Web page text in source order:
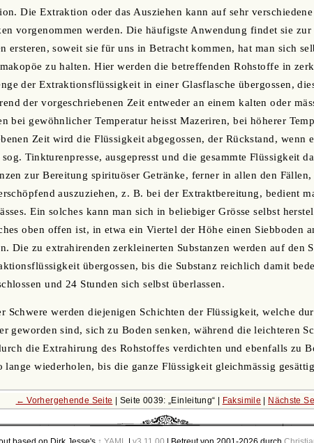
Die Extraktion oder das Ausziehen kann auf sehr
vorgenommen werden. Die häufigste Anwendung findet sie
ersteren, soweit sie für uns in Betracht kommen, hat man sich
zu halten. Hier werden die betreffenden Rohstoffe in
der Extraktionsflüssigkeit in einer Glasflasche übergossen,
der vorgeschriebenen Zeit entweder an einem kalten oder
bei gewöhnlicher Temperatur heisst Mazeriren, bei höherer
Zeit wird die Flüssigkeit abgegossen, der Rückstand, wenn
sog. Tinkturenpresse, ausgepresst und die gesammte Flüssigkeit
zur Bereitung spirituöser Getränke, ferner in allen den
auszuziehen, z. B. bei der Extraktbereitung, bedient
Ein solches kann man sich in beliebiger Grösse selbst
oben offen ist, in etwa ein Viertel der Höhe einen Siebboden
Die zu extrahirenden zerkleinerten Substanzen werden auf den
übergossen, bis die Substanz reichlich damit
und 24 Stunden sich selbst überlassen.
Schwere werden diejenigen Schichten der Flüssigkeit, welche
geworden sind, sich zu Boden senken, während die leichteren
die Extrahirung des Rohstoffes verdichten und ebenfalls zu
wiederholen, bis die ganze Flüssigkeit gleichmässig
← Vorhergehende Seite | Seite 0039: Einleitung Faksimile Nächste